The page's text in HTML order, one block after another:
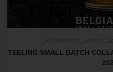
TEELING SMALL BATCH